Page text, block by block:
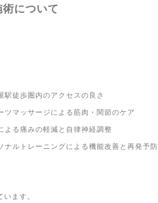
について
駅徒歩圏内のアクセスの良さ
ツマッサージによる筋肉・関節のケア
よる痛みの軽減と自律神経調整
ナルトレーニングによる機能改善と再発予防
います。